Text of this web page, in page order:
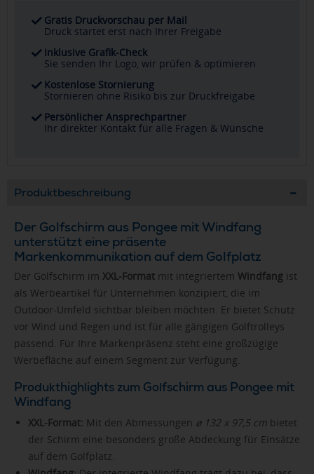
Gratis Druckvorschau per Mail
Druck startet erst nach Ihrer Freigabe
Inklusive Grafik-Check
Sie senden Ihr Logo, wir prüfen & optimieren
Kostenlose Stornierung
Stornieren ohne Risiko bis zur Druckfreigabe
Persönlicher Ansprechpartner
Ihr direkter Kontakt für alle Fragen & Wünsche
Produktbeschreibung
Der Golfschirm aus Pongee mit Windfang
unterstützt eine präsente
Markenkommunikation auf dem Golfplatz
Der Golfschirm im XXL-Format mit integriertem Windfang ist
als Werbeartikel für Unternehmen konzipiert, die im
Outdoor-Umfeld sichtbar bleiben möchten. Er bietet Schutz
vor Wind und Regen und ist für alle gängigen Golftrolleys
passend. Für Ihre Markenpräsenz steht eine großzügige
Werbefläche auf einem Segment zur Verfügung.
Produkthighlights zum Golfschirm aus Pongee mit
Windfang
XXL-Format: Mit den Abmessungen ø 132 x 97,5 cmbietet
der Schirm eine besonders große Abdeckung für Einsätze
auf dem Golfplatz.